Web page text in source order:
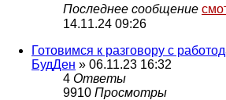
Последнее сообщение
14.11.24 09:26
Готовимся к разговору с
БудДен » 06.11.23 16:32
4 Ответы
9910 Просмотры